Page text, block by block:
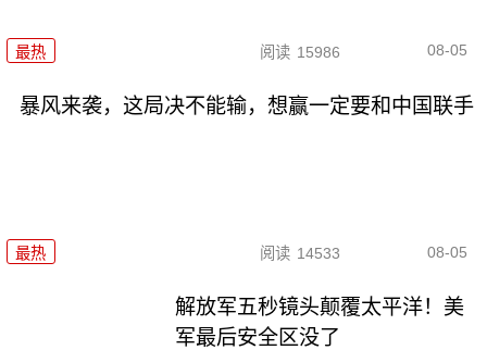
最热 阅读 15986 08-05
暴风来袭，这局决不能输，想赢一定要和中国联手
最热 阅读 14533 08-05
解放军五秒镜头颠覆太平洋！美
军最后安全区没了